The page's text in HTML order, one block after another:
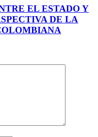
EL ESTADO Y
DE LA